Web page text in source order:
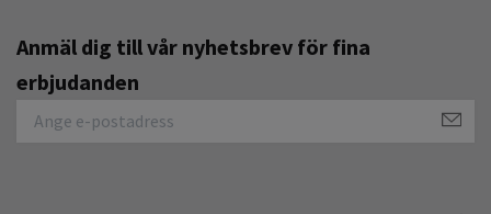
Anmäl dig till vår nyhetsbrev för fina
erbjudanden